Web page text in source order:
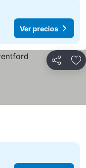
Ver precios
Compartir